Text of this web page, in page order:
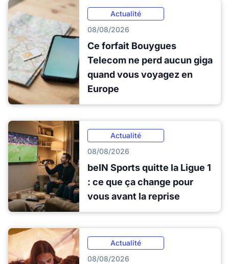
Actualité
08/08/2026
Ce forfait Bouygues
Telecom ne perd aucun giga
quand vous voyagez en
Europe
Actualité
08/08/2026
beIN Sports quitte la Ligue 1
: ce que ça change pour
vous avant la reprise
Actualité
08/08/2026